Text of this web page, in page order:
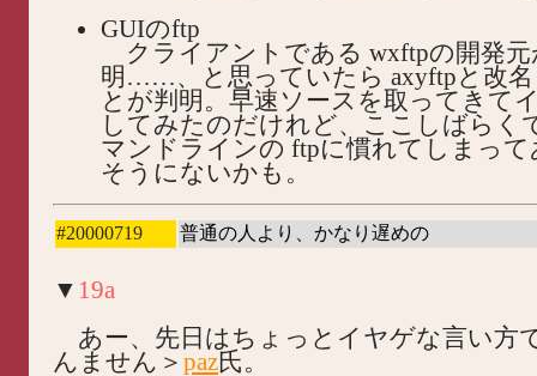
GUIのftp
クライアントである wxftpの開発元
明……、と思っていたら axyftpと改
とが判明。早速ソースを取ってきて
してみたのだけれど、ここしばらく
マンドラインの ftpに慣れてしまっ
そうにないかも。
#20000719 普通の人より、かなり遅めの
▼ 19a
あー、先日はちょっとイヤゲな言い方
んません＞ paz氏。